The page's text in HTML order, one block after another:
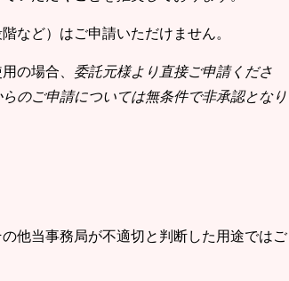
など）はご申請いただけません。
の場合、 委託元様より直接ご申請くださ
のご申請については無条件で非承認となり
他当事務局が不適切と判断した用途ではご